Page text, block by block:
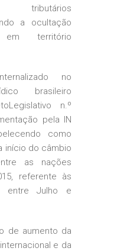
tributários
a ocultação
território
no
brasileiro
n.º
pela IN
como
início do câmbio
as nações
referente às
entre Julho e
de aumento da
e da